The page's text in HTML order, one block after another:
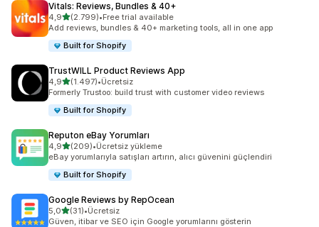
Vitals: Reviews, Bundles & 40+
4,95 yıldız üzerinden
(2.799)
toplam 2799 değerlendirme
•Free trial available
Add reviews, bundles & 40+ marketing tools, all in one app
Built for Shopify
TrustWILL Product Reviews App
4,95 yıldız üzerinden
(1.497)
toplam 1497 değerlendirme
•Ücretsiz
Formerly Trustoo: build trust with customer video reviews
Built for Shopify
Reputon eBay Yorumları
4,95 yıldız üzerinden
(209)
toplam 209 değerlendirme
•Ücretsiz yükleme
eBay yorumlarıyla satışları artırın, alıcı güvenini güçlendiri
Built for Shopify
Google Reviews by RepOcean
5,05 yıldız üzerinden
(31)
toplam 31 değerlendirme
•Ücretsiz
Güven, itibar ve SEO için Google yorumlarını gösterin